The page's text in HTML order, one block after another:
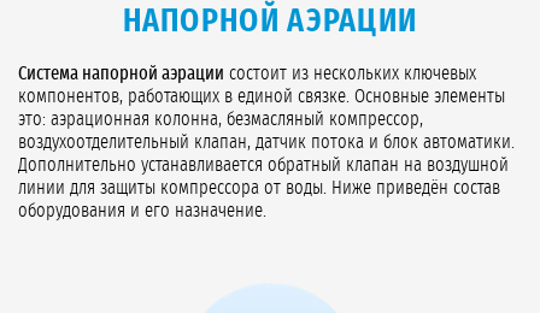
НАПОРНОЙ АЭРАЦИИ
Система напорной аэрации состоит из нескольких ключевых
компонентов, работающих в единой связке. Основные элементы
это: аэрационная колонна, безмасляный компрессор,
воздухоотделительный клапан, датчик потока и блок автоматики.
Дополнительно устанавливается обратный клапан на воздушной
линии для защиты компрессора от воды. Ниже приведён состав
оборудования и его назначение.